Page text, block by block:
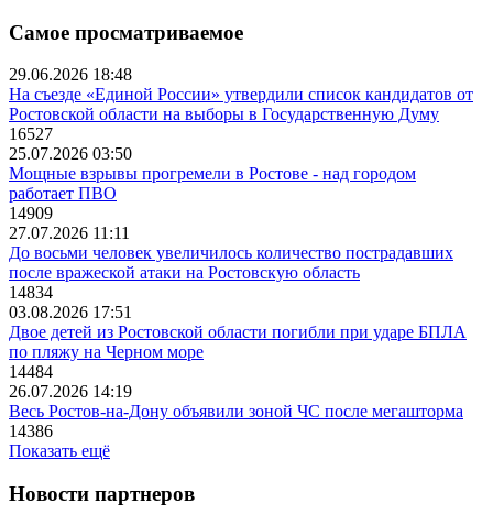
Самое просматриваемое
29.06.2026 18:48
На съезде «Единой России» утвердили список кандидатов от
Ростовской области на выборы в Государственную Думу
16527
25.07.2026 03:50
Мощные взрывы прогремели в Ростове - над городом
работает ПВО
14909
27.07.2026 11:11
До восьми человек увеличилось количество пострадавших
после вражеской атаки на Ростовскую область
14834
03.08.2026 17:51
Двое детей из Ростовской области погибли при ударе БПЛА
по пляжу на Черном море
14484
26.07.2026 14:19
Весь Ростов-на-Дону объявили зоной ЧС после мегашторма
14386
Показать ещё
Новости партнеров